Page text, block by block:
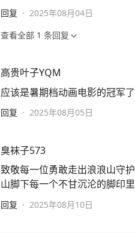
回复 · 2025年08月04日
查看全部 1 条回复
高贵叶子YQM
应该是暑期档动画电影的冠军了
回复 · 2025年08月05日
臭袜子573
致敬每一位勇敢走出浪浪山守
山脚下每一个不甘沉沦的脚印里
回复 · 2025年08月10日